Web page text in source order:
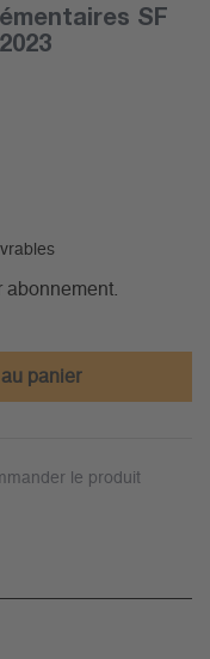
SF
panier
le produit